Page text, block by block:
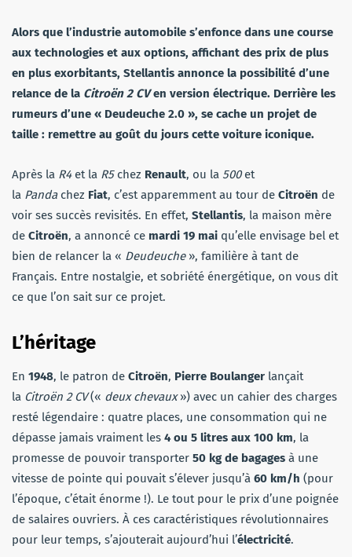
Alors que l’industrie automobile s’enfonce dans une course
aux technologies et aux options, affichant des prix de plus
en plus exorbitants, Stellantis annonce la possibilité d’une
relance de la Citroën 2 CVen version électrique. Derrière les
rumeurs d’une « Deudeuche 2.0 », se cache un projet de
taille : remettre au goût du jours cette voiture iconique.
Après la R4et la R5chez Renault, ou la 500et
la Pandachez Fiat, c’est apparemment au tour de Citroën de
voir ses succès revisités. En effet, Stellantis, la maison mère
de Citroën, a annoncé ce mardi 19 mai qu’elle envisage bel et
bien de relancer la « Deudeuche», familière à tant de
Français. Entre nostalgie, et sobriété énergétique, on vous dit
ce que l’on sait sur ce projet.
L’héritage
En 1948, le patron de Citroën, Pierre Boulanger lançait
la Citroën 2 CV(« deux chevaux») avec un cahier des charges
resté légendaire : quatre places, une consommation qui ne
dépasse jamais vraiment les 4 ou 5 litres aux 100 km, la
promesse de pouvoir transporter 50 kg de bagages à une
vitesse de pointe qui pouvait s’élever jusqu’à 60 km/h (pour
l’époque, c’était énorme !). Le tout pour le prix d’une poignée
de salaires ouvriers. À ces caractéristiques révolutionnaires
pour leur temps, s’ajouterait aujourd’hui l’électricité.